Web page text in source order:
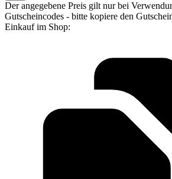
Der angegebene Preis gilt nur bei
Gutscheincodes - bitte kopiere den
Einkauf im Shop: